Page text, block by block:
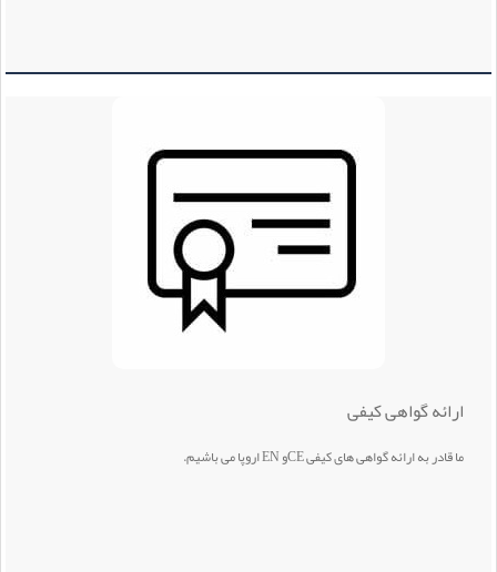
ارائه گواهی کیفی
ما قادر به ارائه گواهی های کیفی CEو EN اروپا می باشیم.